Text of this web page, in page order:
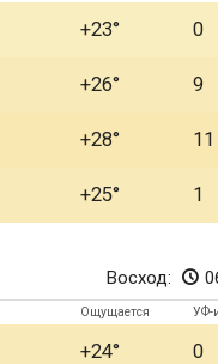
+23 0
+26 9
+28 11
+25 1
Восход:
Ощущается УФ-
+24 0